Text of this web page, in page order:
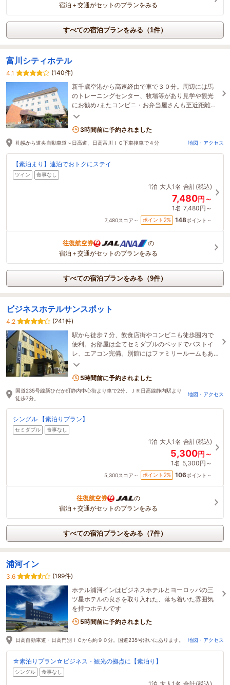
宿泊＋交通がセットのプランをみる
すべての宿泊プランをみる（1件）
富川シティホテル
4.1
(140件)
新千歳空港から高速経由で車で３０分。周辺には馬
のトレーニングセンター、牧場等があり見学や観光
にお勧め♪またコンビニ・お弁当屋さんも至近距離に
あるのでビジネス利用にもお勧めです☆
3時間前に予約されました
札幌から道央自動車道～日高道、日高富川ＩＣ下車後車で４分 地図・アクセス
【素泊まり】連泊でおトクにステイ
ツイン 食事なし
1泊 大人1名 合計(税込)
7,480円～
1名 7,480円～
7,480スコア～ ポイント 2% 148ポイント～
往復航空券
の
宿泊＋交通がセットのプランをみる
すべての宿泊プランをみる（9件）
ビジネスホテルサンスポット
4.2
(241件)
駅から徒歩７分、飲食店街やコンビニも徒歩圏内で
便利。お部屋は全てセミダブルのベッドでバストイ
レ、エアコン完備。別館にはファミリールームもあ
り、団体・長期滞在のお客様やご家族での宿泊にも
5時間前に予約されました
国道235号線新ひだか町静内中心街より車で2分。ＪＲ日高線静内駅より
徒歩7分。
地図・アクセス
シングル 【素泊りプラン】
セミダブル 食事なし
1泊 大人1名 合計(税込)
5,300円～
1名 5,300円～
5,300スコア～ ポイント 2% 106ポイント～
往復航空券
の
宿泊＋交通がセットのプランをみる
すべての宿泊プランをみる（7件）
浦河イン
3.6
(199件)
ホテル浦河インはビジネスホテルとヨーロッパの三
ツ星ホテルの良さを取り入れた、落ち着いた雰囲気
を持つホテルです
5時間前に予約されました
日高自動車道・日高門別ＩＣから約９０分。国道235号沿いにあります。 地図・アクセス
☆素泊りプラン☆ビジネス・観光の拠点に【素泊り】
シングル 食事なし